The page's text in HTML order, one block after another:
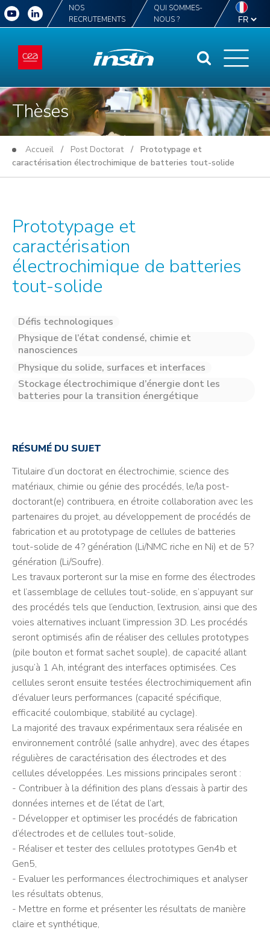
NOS
RECRUTEMENTS
QUI SOMMES-
NOUS ?
Thèses
Accueil / Post Doctorat/ Prototypage et
caractérisation électrochimique de batteries tout-solide
Prototypage et
caractérisation
électrochimique de batteries
tout-solide
Défis technologiques
Physique de l’état condensé, chimie et
nanosciences
Physique du solide, surfaces et interfaces
Stockage électrochimique d’énergie dont les
batteries pour la transition énergétique
RÉSUMÉ DU SUJET
Titulaire d’un doctorat en électrochimie, science des
matériaux, chimie ou génie des procédés, le/la post-
doctorant(e) contribuera, en étroite collaboration avec les
partenaires du projet, au développement de procédés de
fabrication et au prototypage de cellules de batteries
tout-solide de 4? génération (Li/NMC riche en Ni) et de 5?
génération (Li/Soufre).
Les travaux porteront sur la mise en forme des électrodes
et l’assemblage de cellules tout-solide, en s’appuyant sur
des procédés tels que l’enduction, l’extrusion, ainsi que des
voies alternatives incluant l’impression 3D. Les procédés
seront optimisés afin de réaliser des cellules prototypes
(pile bouton et format sachet souple), de capacité allant
jusqu’à 1 Ah, intégrant des interfaces optimisées. Ces
cellules seront ensuite testées électrochimiquement afin
d’évaluer leurs performances (capacité spécifique,
efficacité coulombique, stabilité au cyclage).
La majorité des travaux expérimentaux sera réalisée en
environnement contrôlé (salle anhydre), avec des étapes
régulières de caractérisation des électrodes et des
cellules développées. Les missions principales seront :
- Contribuer à la définition des plans d’essais à partir des
données internes et de l’état de l’art,
- Développer et optimiser les procédés de fabrication
d’électrodes et de cellules tout-solide,
- Réaliser et tester des cellules prototypes Gen4b et
Gen5,
- Evaluer les performances électrochimiques et analyser
les résultats obtenus,
- Mettre en forme et présenter les résultats de manière
claire et synthétique,